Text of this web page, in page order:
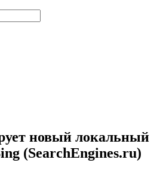
новый локальный
(SearchEngines.ru)